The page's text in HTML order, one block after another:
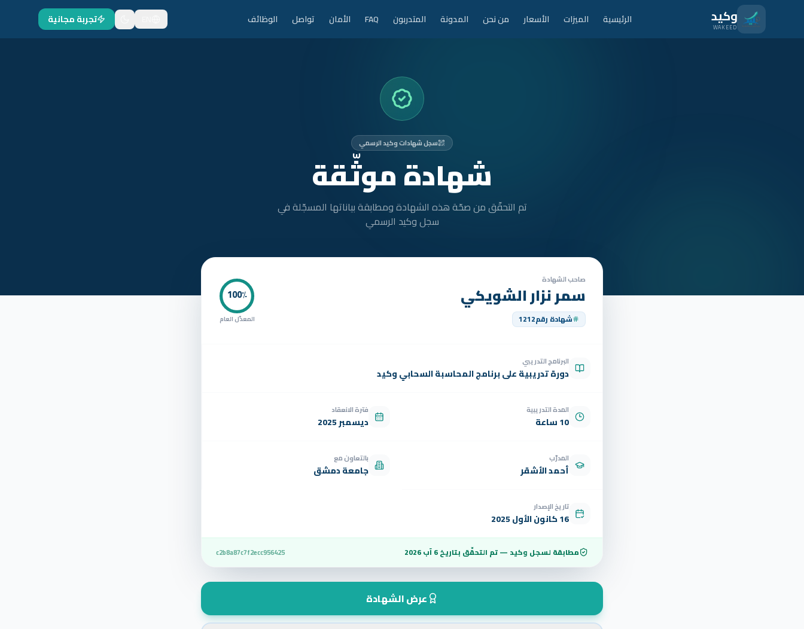
انتقل للمحتوى الرئيسيوكيد
WAKEED الرئيسية الميزات الأسعار من نحن المدونة المتدربون FAQ الأمان تواصل الوظائف تجربة مجانية
سجل شهادات وكيد الرسمي
شهادة موثّقة
تم التحقّق من صحّة هذه الشهادة ومطابقة بياناتها المسجّلة في
سجل وكيد الرسمي
صاحب الشهادة
سمر نزار الشويكي
شهادة رقم1212
100٪
المعدّل العام
البرنامج التدريبي
دورة تدريبية على برنامج المحاسبة السحابي وكيد
المدة التدريبية
10 ساعة
فترة الانعقاد
ديسمبر 2025
المدرّب
أحمد الأشقر
بالتعاون مع
جامعة دمشق
تاريخ الإصدار
16 كانون الأول 2025
مطابقة لسجل وكيد — تم التحقّق بتاريخ6 آب 2026 c2b8a87c7f2ecc956425
عرض الشهادة